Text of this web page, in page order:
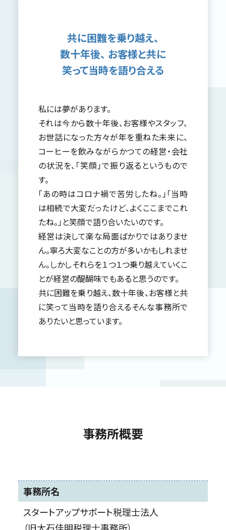
共に困難を乗り越え、
数十年後、 お客様と共に
笑って当時を語り合える
私には夢があります。
それは今から数十年後、お客様やスタッフ、
お世話になった方々が年を重ねた未来に、
コーヒーを飲みながらかつての経営・会社
の状況を、「笑顔」で振り返るというもので
す。
「あの時はコロナ禍で苦労したね。」「当時
は相続で大変だったけど、よくここまでこれ
たね。」と笑顔で語り合いたいのです。
経営は決して楽な局面ばかりではありませ
ん。寧ろ大変なことの方が多いかもしれませ
ん。しかしそれらを１つ１つ乗り越えていくこ
とが経営の醍醐味でもあると思うのです。
共に困難を乗り越え、数十年後、お客様と共
に笑って当時を語り合えるそんな事務所で
ありたいと思っています。
事務所概要
事務所名
スタートアップサポート税理士法人